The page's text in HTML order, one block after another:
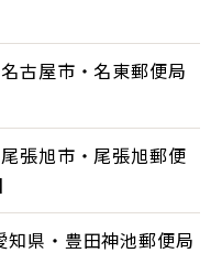
古屋市・名東郵便局
張旭市・尾張旭郵便
県・豊田神池郵便局